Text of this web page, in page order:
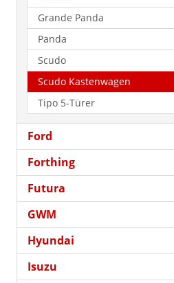
Grande Panda
Panda
Scudo
Scudo Kastenwagen
Tipo 5-Türer
Ford
Forthing
Futura
GWM
Hyundai
Isuzu